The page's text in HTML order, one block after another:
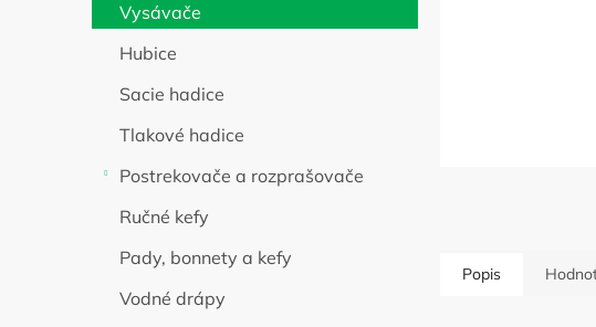
Vysávače
Hubice
Sacie hadice
Tlakové hadice
Postrekovače a rozprašovače
Ručné kefy
Pady, bonnety a kefy
Vodné drápy
Popis